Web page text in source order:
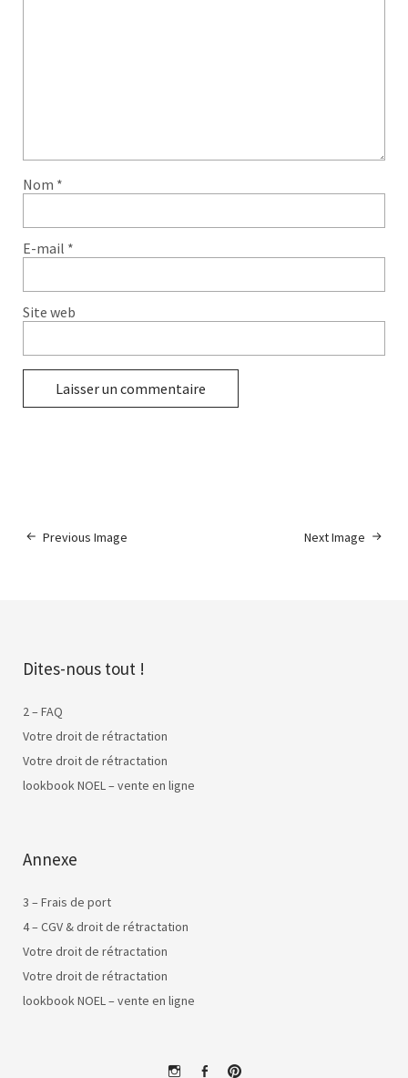
Nom *
E-mail *
Site web
Next Image
Previous Image
Dites-nous tout !
2 – FAQ
Votre droit de rétractation
Votre droit de rétractation
lookbook NOEL – vente en ligne
Annexe
3 – Frais de port
4 – CGV & droit de rétractation
Votre droit de rétractation
Votre droit de rétractation
lookbook NOEL – vente en ligne